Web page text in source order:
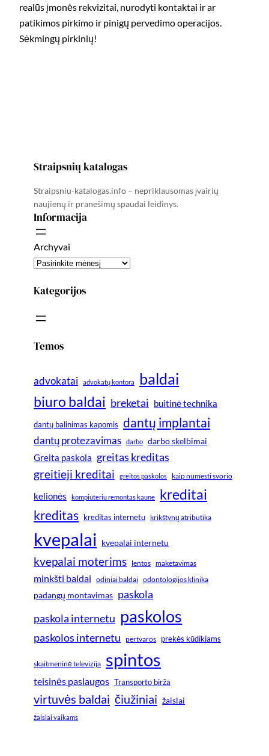
realūs įmonės rekvizitai, nurodyti kontaktai ir ar
patikimos pirkimo ir pinigų pervedimo operacijos.
Sėkmingų pirkinių!
Straipsnių katalogas
Straipsniu-katalogas.info – nepriklausomas įvairių
naujienų ir pranešimų spaudai leidinys.
Informacija
Archyvai
Kategorijos
Temos
advokatai advokatų kontora baldai
biuro baldai breketai buitinė technika
dantų balinimas kapomis dantų implantai
dantų protezavimas darbo darbo skelbimai
Greita paskola greitas kreditas
greitieji kreditai greitos paskolos kaip numesti svorio
kelionės kompiuteriu remontas kaune kreditai
kreditas kreditas internetu krikštynų atributika
kvepalai kvepalai internetu
kvepalai moterims lentos maketavimas
minkšti baldai odiniai baldai odontologijos klinika
padangų montavimas paskola
paskola internetu paskolos
paskolos internetu pertvaros prekės kūdikiams
skaitmeninė televizija spintos
teisinės paslaugos Transporto birža
virtuvės baldai čiužiniai žaislai
žaislai vaikams